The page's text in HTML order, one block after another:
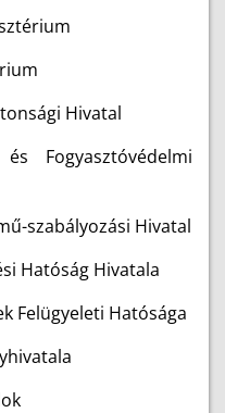
Hivatal
Fogyasztóvédelmi
szabályozási Hivatal
Hatóság Hivatala
Felügyeleti Hatósága